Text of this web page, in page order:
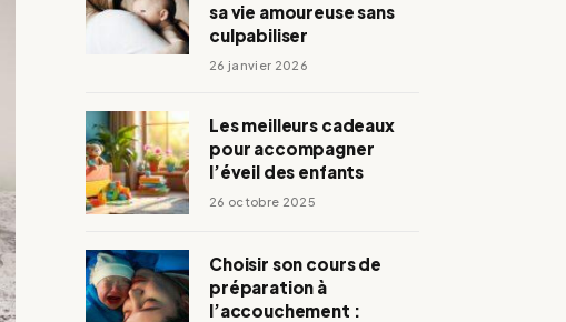
sa vie amoureuse sans
culpabiliser
26 janvier 2026
Les meilleurs cadeaux
pour accompagner
l’éveil des enfants
26 octobre 2025
Choisir son cours de
préparation à
l’accouchement :